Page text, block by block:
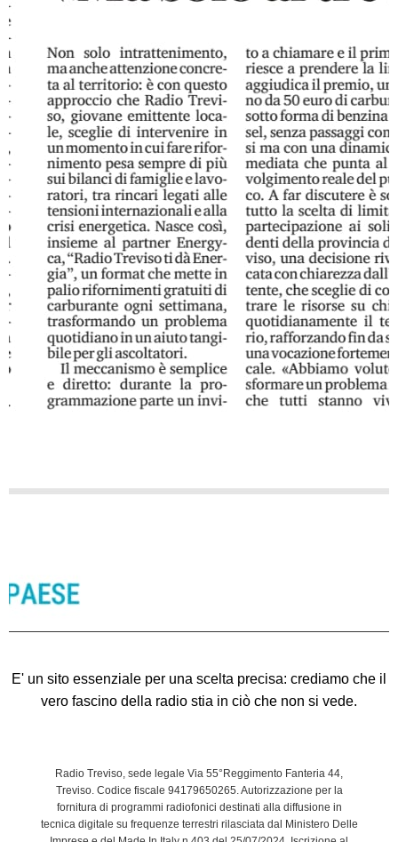
E' un sito essenziale per una scelta precisa: crediamo che il
vero fascino della radio stia in ciò che non si vede.
Radio Treviso, sede legale Via 55°Reggimento Fanteria 44,
Treviso. Codice fiscale 94179650265. Autorizzazione per la
fornitura di programmi radiofonici destinati alla diffusione in
tecnica digitale su frequenze terrestri rilasciata dal Ministero Delle